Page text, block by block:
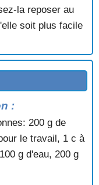
la reposer au
soit plus facile
:
200 g de
le travail, 1 c à
g d'eau, 200 g